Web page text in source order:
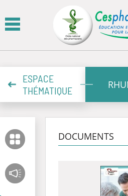
ESPACE
THÉMATIQUE
DOCUMENTS